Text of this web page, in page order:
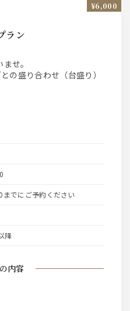
ラン
せ。
の盛り合わせ（台盛り）
¥6,000
の内容
までにご予約ください
降